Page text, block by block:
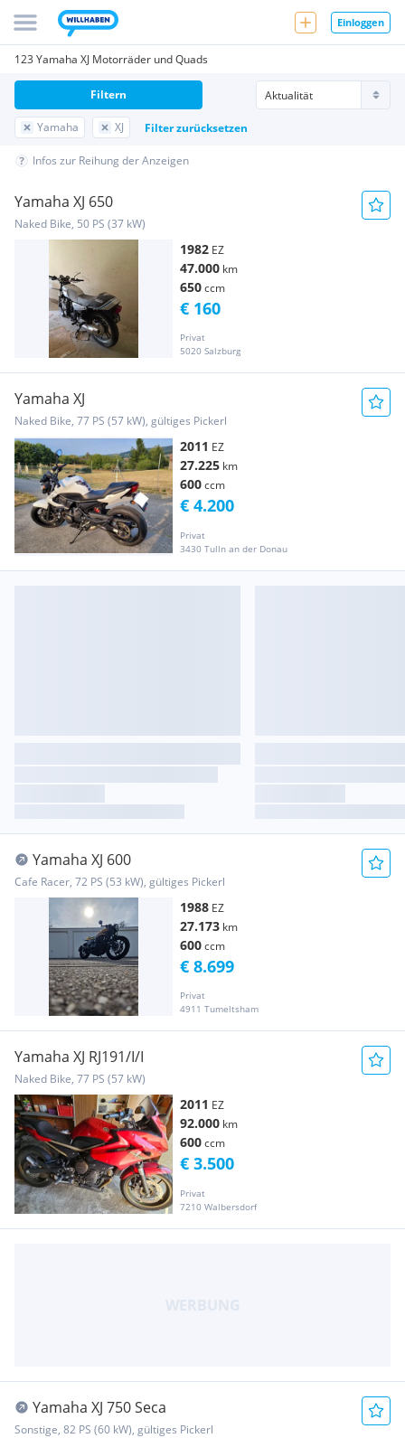
Einloggen
123 Yamaha XJ Motorräder und Quads
Yamaha XJ Filter zurücksetzen
Filtern
Infos zur Reihung der Anzeigen
Yamaha XJ 650
Naked Bike, 50 PS (37 kW)
1982 EZ
47.000 km
650ccm
Privat
5020 Salzburg
€ 160
Yamaha XJ
Naked Bike, 77 PS (57 kW), gültiges Pickerl
2011 EZ
27.225 km
600ccm
Privat
3430 Tulln an der Donau
€ 4.200
Yamaha XJ 600
Cafe Racer, 72 PS (53 kW), gültiges Pickerl
1988 EZ
27.173 km
600ccm
Privat
4911 Tumeltsham
€ 8.699
Yamaha XJ RJ191/I/I
Naked Bike, 77 PS (57 kW)
2011 EZ
92.000 km
600ccm
Privat
7210 Walbersdorf
€ 3.500
Yamaha XJ 750 Seca
Sonstige, 82 PS (60 kW), gültiges Pickerl